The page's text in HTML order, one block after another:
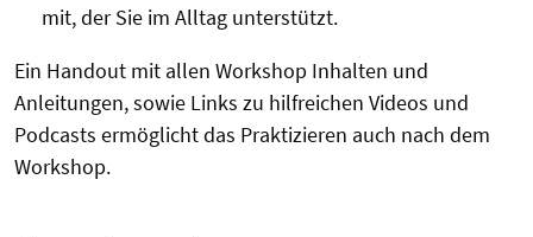
mit, der Sie im Alltag unterstützt.
Ein Handout mit allen Workshop Inhalten und
Anleitungen, sowie Links zu hilfreichen Videos und
Podcasts ermöglicht das Praktizieren auch nach dem
Workshop.